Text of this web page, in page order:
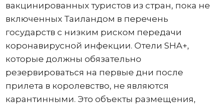
вакцинированных туристов из стран, пока не
включенных Таиландом в перечень
государств с низким риском передачи
коронавирусной инфекции. Отели SHA+,
которые должны обязательно
резервироваться на первые дни после
прилета в королевство, не являются
карантинными. Это объекты размещения,